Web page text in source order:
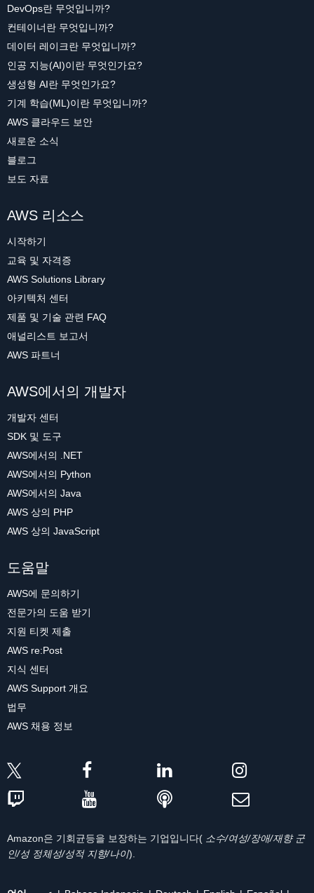
DevOps란 무엇입니까?
컨테이너란 무엇입니까?
데이터 레이크란 무엇입니까?
인공 지능(AI)이란 무엇인가요?
생성형 AI란 무엇인가요?
기계 학습(ML)이란 무엇입니까?
AWS 클라우드 보안
새로운 소식
블로그
보도 자료
AWS 리소스
시작하기
교육 및 자격증
AWS Solutions Library
아키텍처 센터
제품 및 기술 관련 FAQ
애널리스트 보고서
AWS 파트너
AWS에서의 개발자
개발자 센터
SDK 및 도구
AWS에서의 .NET
AWS에서의 Python
AWS에서의 Java
AWS 상의 PHP
AWS 상의 JavaScript
도움말
AWS에 문의하기
전문가의 도움 받기
지원 티켓 제출
AWS re:Post
지식 센터
AWS Support 개요
법무
AWS 채용 정보
Amazon은 기회균등을 보장하는 기업입니다( 소수/여성/장애/재향 군
인/성 정체성/성적 지향/나이).